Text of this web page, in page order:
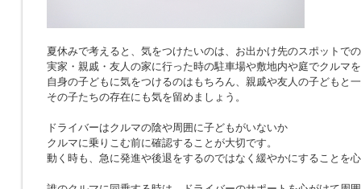
夏休みで考えると、気をつけたいのは、お出かけ先のスポットで
実家・親戚・友人の家に行った時の駐車場や敷地内や庭でクルマ
自身の子どもに気をつけるのはもちろん、親戚や友人の子どもと
その子たちの存在にも気を留めましょう。
ドライバーはクルマの陰や周囲に子どもがいないか
クルマに乗りこむ前に確認することが大切です。
動く時も、急に発進や後退をするのではなく緩やかにすることを